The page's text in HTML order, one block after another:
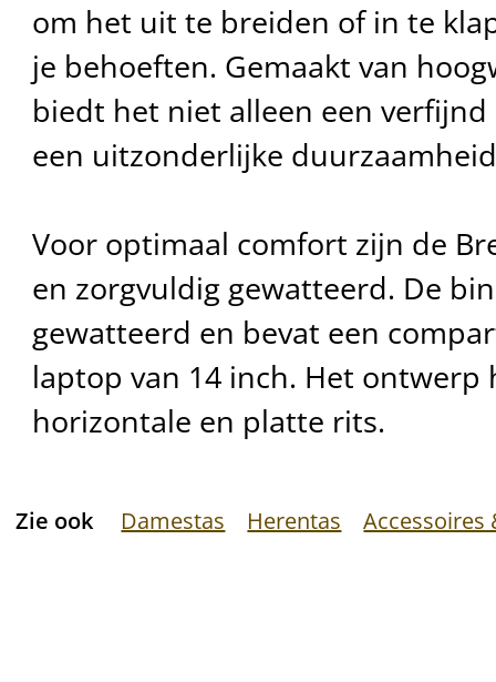
om het uit te breiden of in te
je behoeften. Gemaakt van
biedt het niet alleen een
een uitzonderlijke
Voor optimaal comfort zijn de
en zorgvuldig gewatteerd. De
gewatteerd en bevat een
laptop van 14 inch. Het ontwerp
horizontale en platte rits.
Zie ook Damestas Herentas Accessoires